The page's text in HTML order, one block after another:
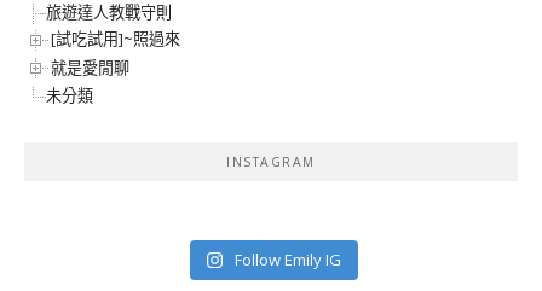
旅遊達人教戰守則
[試吃試用]~照過來
就是愛閒聊
未分類
INSTAGRAM
Follow Emily IG